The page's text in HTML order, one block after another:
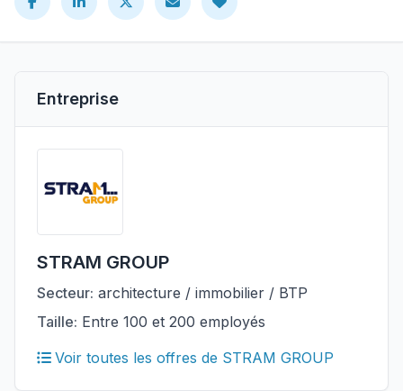
Entreprise
STRAM GROUP
Secteur: architecture / immobilier / BTP
Taille: Entre 100 et 200 employés
Voir toutes les offres de STRAM GROUP